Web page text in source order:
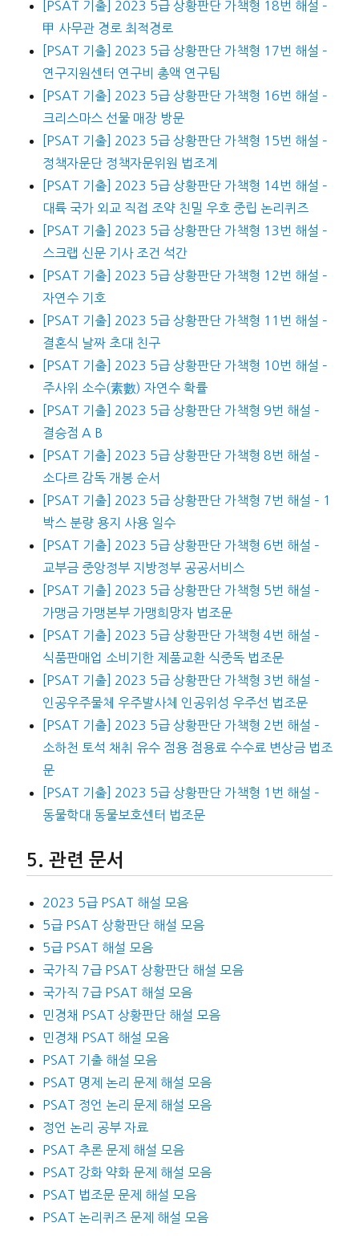
[PSAT 기출] 2023 5급 상황판단 가책형 18번 해설 –
甲 사무관 경로 최적경로
[PSAT 기출] 2023 5급 상황판단 가책형 17번 해설 –
연구지원센터 연구비 총액 연구팀
[PSAT 기출] 2023 5급 상황판단 가책형 16번 해설 –
크리스마스 선물 매장 방문
[PSAT 기출] 2023 5급 상황판단 가책형 15번 해설 –
정책자문단 정책자문위원 법조계
[PSAT 기출] 2023 5급 상황판단 가책형 14번 해설 –
대륙 국가 외교 직접 조약 친밀 우호 중립 논리퀴즈
[PSAT 기출] 2023 5급 상황판단 가책형 13번 해설 –
스크랩 신문 기사 조건 석간
[PSAT 기출] 2023 5급 상황판단 가책형 12번 해설 –
자연수 기호
[PSAT 기출] 2023 5급 상황판단 가책형 11번 해설 –
결혼식 날짜 초대 친구
[PSAT 기출] 2023 5급 상황판단 가책형 10번 해설 –
주사위 소수(素數) 자연수 확률
[PSAT 기출] 2023 5급 상황판단 가책형 9번 해설 –
결승점 A B
[PSAT 기출] 2023 5급 상황판단 가책형 8번 해설 –
소다르 감독 개봉 순서
[PSAT 기출] 2023 5급 상황판단 가책형 7번 해설 – 1
박스 분량 용지 사용 일수
[PSAT 기출] 2023 5급 상황판단 가책형 6번 해설 –
교부금 중앙정부 지방정부 공공서비스
[PSAT 기출] 2023 5급 상황판단 가책형 5번 해설 –
가맹금 가맹본부 가맹희망자 법조문
[PSAT 기출] 2023 5급 상황판단 가책형 4번 해설 –
식품판매업 소비기한 제품교환 식중독 법조문
[PSAT 기출] 2023 5급 상황판단 가책형 3번 해설 –
인공우주물체 우주발사체 인공위성 우주선 법조문
[PSAT 기출] 2023 5급 상황판단 가책형 2번 해설 –
소하천 토석 채취 유수 점용 점용료 수수료 변상금 법조
문
[PSAT 기출] 2023 5급 상황판단 가책형 1번 해설 –
동물학대 동물보호센터 법조문
관련 문서
2023 5급 PSAT 해설 모음
5급 PSAT 상황판단 해설 모음
5급 PSAT 해설 모음
국가직 7급 PSAT 상황판단 해설 모음
국가직 7급 PSAT 해설 모음
민경채 PSAT 상황판단 해설 모음
민경채 PSAT 해설 모음
PSAT 기출 해설 모음
PSAT 명제 논리 문제 해설 모음
PSAT 정언 논리 문제 해설 모음
정언 논리 공부 자료
PSAT 추론 문제 해설 모음
PSAT 강화 약화 문제 해설 모음
PSAT 법조문 문제 해설 모음
PSAT 논리퀴즈 문제 해설 모음